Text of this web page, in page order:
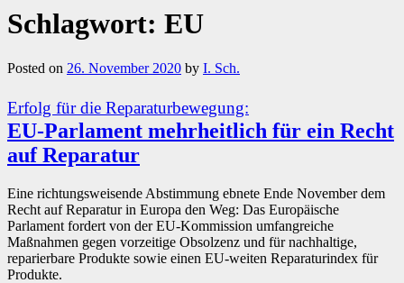
Schlagwort: EU
Posted on 26. November 2020 by I. Sch.
Erfolg für die Reparaturbewegung:
EU-Parlament mehrheitlich für ein Recht
auf Reparatur
Eine richtungsweisende Abstimmung ebnete Ende November dem
Recht auf Reparatur in Europa den Weg: Das Europäische
Parlament fordert von der EU-Kommission umfangreiche
Maßnahmen gegen vorzeitige Obsolzenz und für nachhaltige,
reparierbare Produkte sowie einen EU-weiten Reparaturindex für
Produkte.